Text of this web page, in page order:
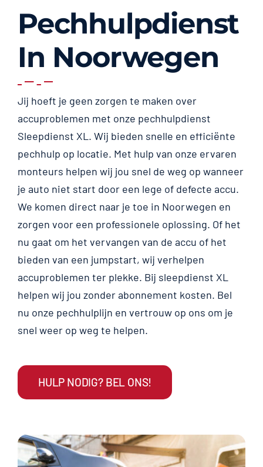
Pechhulpdienst
In Noorwegen
Jij hoeft je geen zorgen te maken over
accuproblemen met onze pechhulpdienst
Sleepdienst XL. Wij bieden snelle en efficiënte
pechhulp op locatie. Met hulp van onze ervaren
monteurs helpen wij jou snel de weg op wanneer
je auto niet start door een lege of defecte accu.
We komen direct naar je toe in Noorwegen en
zorgen voor een professionele oplossing. Of het
nu gaat om het vervangen van de accu of het
bieden van een jumpstart, wij verhelpen
accuproblemen ter plekke. Bij sleepdienst XL
helpen wij jou zonder abonnement kosten. Bel
nu onze pechhulplijn en vertrouw op ons om je
snel weer op weg te helpen.
HULP NODIG? BEL ONS!